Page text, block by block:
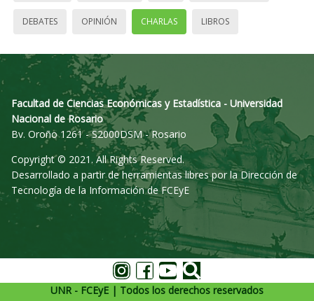
DEBATES OPINIÓN CHARLAS LIBROS
Facultad de Ciencias Económicas y Estadística - Universidad
Nacional de Rosario
Bv. Oroño 1261 - S2000DSM - Rosario
Copyright © 2021. All Rights Reserved.
Desarrollado a partir de herramientas libres por la Dirección de
Tecnología de la Información de FCEyE
UNR - FCEyE | Todos los derechos reservados